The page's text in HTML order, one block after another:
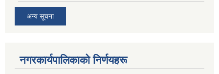
अन्य सूचना
नगरकार्यपालिकाकाे निर्णयहरू